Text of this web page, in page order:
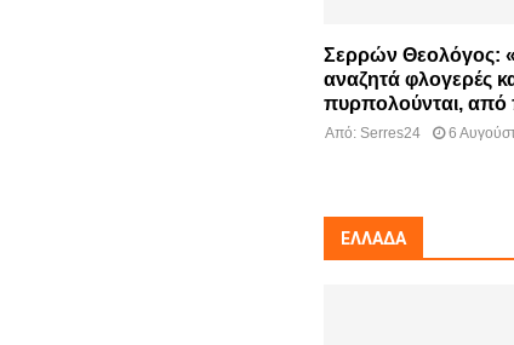
Σερρών Θεολόγος:
αναζητά φλογερές
πυρπολούνται, από
Από: Serres24 6
ΕΛΛΆΔΑ